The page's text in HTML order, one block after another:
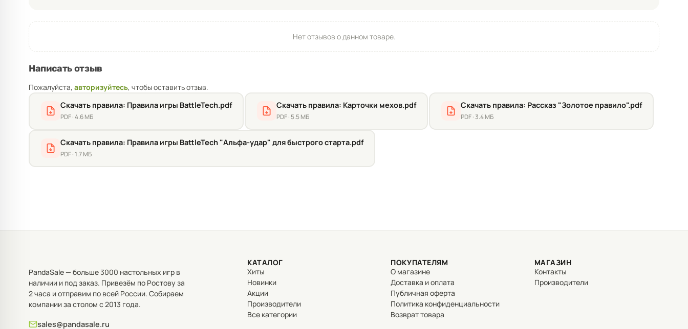
Нет отзывов о данном товаре.
Написать отзыв
Пожалуйста, авторизуйтесь, чтобы оставить отзыв.
Скачать правила: Правила игры BattleTech.pdf
PDF · 4.6 МБ
Скачать правила: Карточки мехов.pdf
PDF · 5.5 МБ
Скачать правила: Рассказ "Золотое правило".pdf
PDF · 3.4 МБ
Скачать правила: Правила игры BattleTech "Альфа-удар" для быстрого старта.pdf
PDF · 1.7 МБ
PandaSale — больше 3000 настольных игр в
наличии и под заказ. Привезём по Ростову за
2 часа и отправим по всей России. Собираем
компании за столом с 2013 года.
sales@pandasale.ru
КАТАЛОГ
Хиты
Новинки
Акции
Производители
Все категории
ПОКУПАТЕЛЯМ
О магазине
Доставка и оплата
Публичная оферта
Политика конфиденциальности
Возврат товара
МАГАЗИН
Контакты
Производители